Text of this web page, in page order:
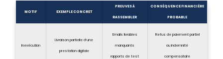
MOTIF EXEMPLE CONCRET
PREUVES À
RASSEMBLER
CONSÉQUENCE FINANCIÈRE
PROBABLE
Inexécution
Livraison partielle d’une
prestation digitale
Emails livrables
manquants
rapports de test
Refus de paiement partiel
ou indemnité
compensatoire